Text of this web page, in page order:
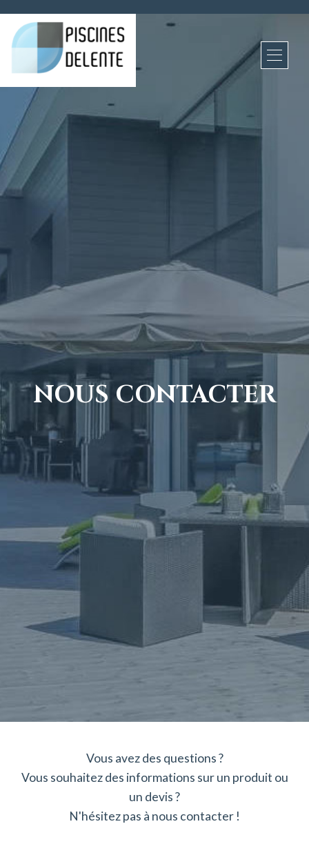
NOUS CONTACTER
Vous avez des questions ?
Vous souhaitez des informations sur un produit ou
un devis ?
N'hésitez pas à nous contacter !